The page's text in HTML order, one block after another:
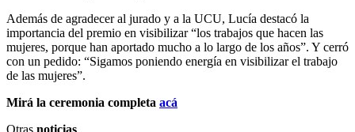
Además de agradecer al jurado y a la UCU, Lucía destacó la
importancia del premio en visibilizar “los trabajos que hacen las
mujeres, porque han aportado mucho a lo largo de los años”. Y cerró
con un pedido: “Sigamos poniendo energía en visibilizar el trabajo
de las mujeres”.
Mirá la ceremonia completa acá